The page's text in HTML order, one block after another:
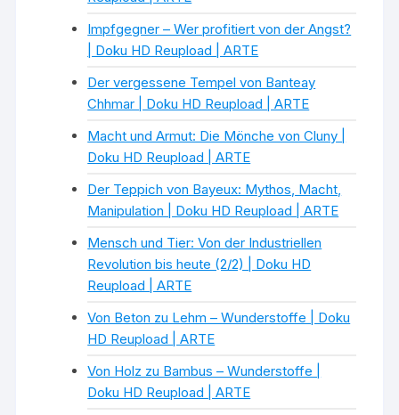
Impfgegner – Wer profitiert von der Angst?
| Doku HD Reupload | ARTE
Der vergessene Tempel von Banteay
Chhmar | Doku HD Reupload | ARTE
Macht und Armut: Die Mönche von Cluny |
Doku HD Reupload | ARTE
Der Teppich von Bayeux: Mythos, Macht,
Manipulation | Doku HD Reupload | ARTE
Mensch und Tier: Von der Industriellen
Revolution bis heute (2/2) | Doku HD
Reupload | ARTE
Von Beton zu Lehm – Wunderstoffe | Doku
HD Reupload | ARTE
Von Holz zu Bambus – Wunderstoffe |
Doku HD Reupload | ARTE